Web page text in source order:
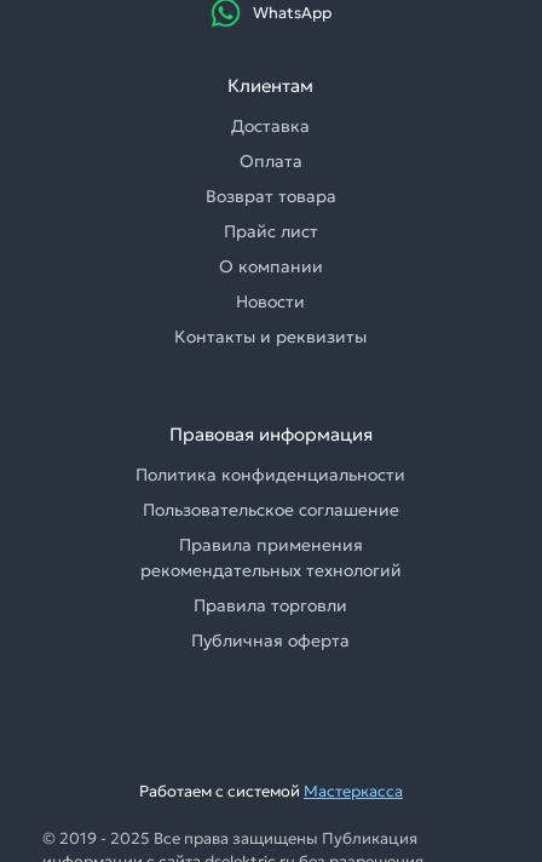
WhatsApp
Клиентам
Доставка
Оплата
Возврат товара
Прайс лист
О компании
Новости
Контакты и реквизиты
Правовая информация
Политика конфиденциальности
Пользовательское соглашение
Правила применения
рекомендательных технологий
Правила торговли
Публичная оферта
Работаем с системой Мастеркасса
© 2019 - 2025 Все права защищены Публикация